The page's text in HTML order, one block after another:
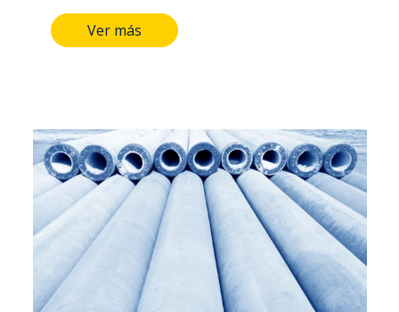
CARACTERÍSTICAS DIMENSIONALES
LONGITUD DEL POSTE: 8 MTS
DE ACERO ALAMBRE DE ESPIRAL:
CAL/12 PESO APROXIMADO: 463 Kg
NORMA: ICONTEC 1329
CERTIFICACIÓN: RETIE
Ver más